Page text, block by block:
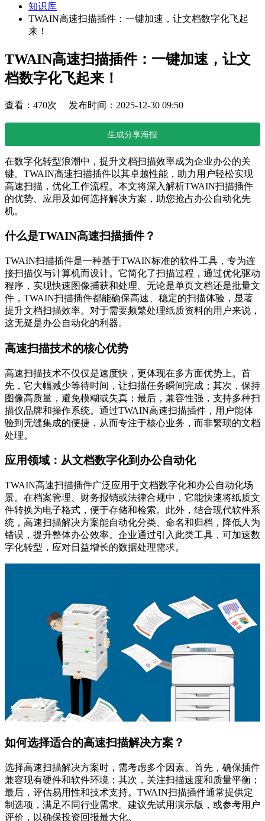
知识库
TWAIN高速扫描插件：一键加速，让文档数字化飞起
来！
TWAIN高速扫描插件：一键加速，让文
档数字化飞起来！
查看：470次 发布时间：2025-12-30 09:50
生成分享海报
在数字化转型浪潮中，提升文档扫描效率成为企业办公的关
键。TWAIN高速扫描插件以其卓越性能，助力用户轻松实现
高速扫描，优化工作流程。本文将深入解析TWAIN扫描插件
的优势、应用及如何选择解决方案，助您抢占办公自动化先
机。
什么是TWAIN高速扫描插件？
TWAIN扫描插件是一种基于TWAIN标准的软件工具，专为连
接扫描仪与计算机而设计。它简化了扫描过程，通过优化驱动
程序，实现快速图像捕获和处理。无论是单页文档还是批量文
件，TWAIN扫描插件都能确保高速、稳定的扫描体验，显著
提升文档扫描效率。对于需要频繁处理纸质资料的用户来说，
这无疑是办公自动化的利器。
高速扫描技术的核心优势
高速扫描技术不仅仅是速度快，更体现在多方面优势上。首
先，它大幅减少等待时间，让扫描任务瞬间完成；其次，保持
图像高质量，避免模糊或失真；最后，兼容性强，支持多种扫
描仪品牌和操作系统。通过TWAIN高速扫描插件，用户能体
验到无缝集成的便捷，从而专注于核心业务，而非繁琐的文档
处理。
应用领域：从文档数字化到办公自动化
TWAIN高速扫描插件广泛应用于文档数字化和办公自动化场
景。在档案管理、财务报销或法律合规中，它能快速将纸质文
件转换为电子格式，便于存储和检索。此外，结合现代软件系
统，高速扫描解决方案能自动化分类、命名和归档，降低人为
错误，提升整体办公效率。企业通过引入此类工具，可加速数
字化转型，应对日益增长的数据处理需求。
如何选择适合的高速扫描解决方案？
选择高速扫描解决方案时，需考虑多个因素。首先，确保插件
兼容现有硬件和软件环境；其次，关注扫描速度和质量平衡；
最后，评估易用性和技术支持。TWAIN扫描插件通常提供定
制选项，满足不同行业需求。建议先试用演示版，或参考用户
评价，以确保投资回报最大化。